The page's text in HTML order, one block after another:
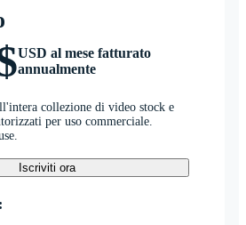
USD al mese fatturato
annualmente
collezione di video stock e
per uso commerciale.
Iscriviti ora